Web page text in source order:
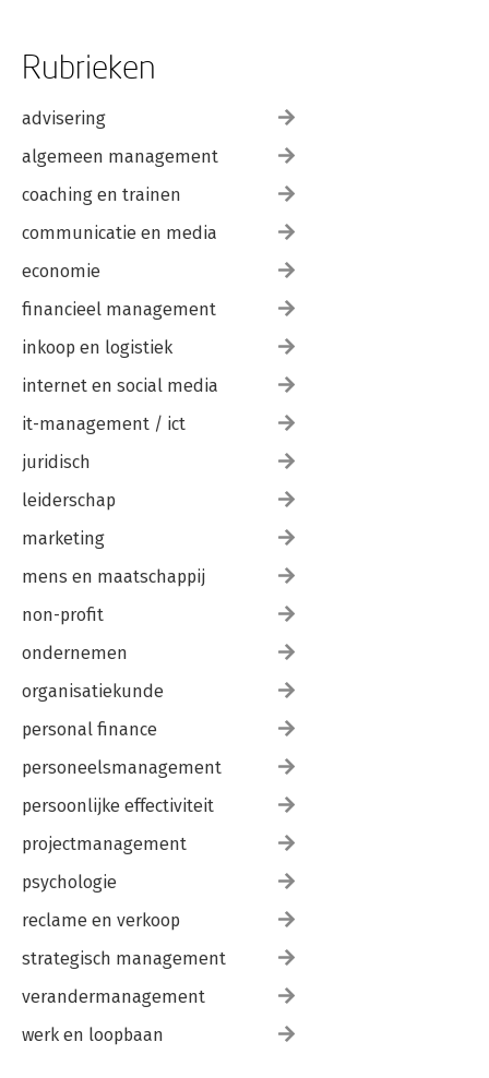
Rubrieken
advisering
algemeen management
coaching en trainen
communicatie en media
economie
financieel management
inkoop en logistiek
internet en social media
it-management / ict
juridisch
leiderschap
marketing
mens en maatschappij
non-profit
ondernemen
organisatiekunde
personal finance
personeelsmanagement
persoonlijke effectiviteit
projectmanagement
psychologie
reclame en verkoop
strategisch management
verandermanagement
werk en loopbaan